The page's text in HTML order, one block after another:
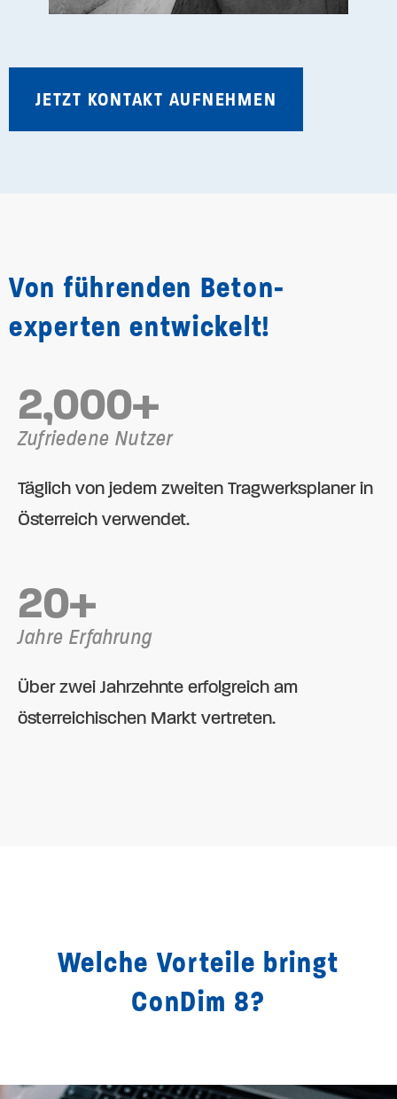
JETZT KONTAKT AUFNEHMEN
Von führ­enden Beton­
experten ent­wickelt!
2,000+
Zufriedene Nutzer
Täglich von jedem zweiten Tragwerks­planer in
Österreich verwendet.
20+
Jahre Erfahrung
Über zwei Jahrzehnte erfolgreich am
österreichischen Markt vertreten.
Welche Vorteile bringt
ConDim 8?